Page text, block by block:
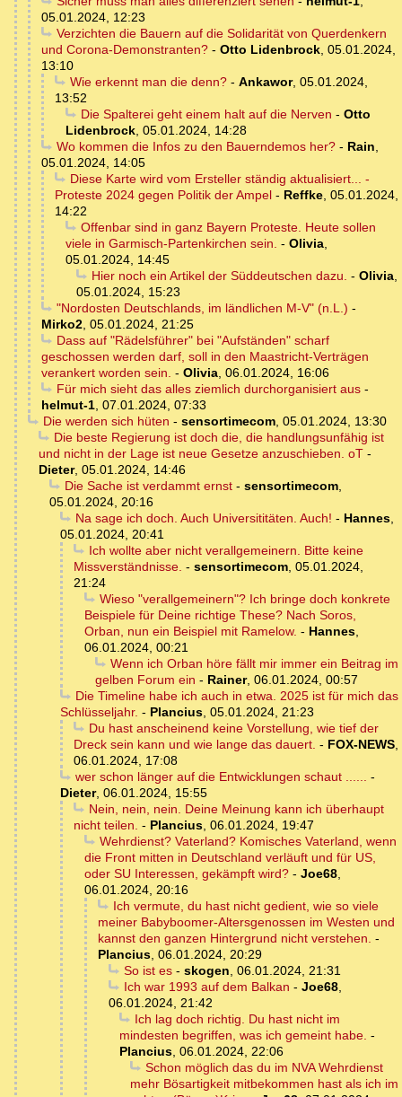
05.01.2024, 12:23
Verzichten die Bauern auf die Solidarität von Querdenkern
und Corona-Demonstranten? - Otto Lidenbrock, 05.01.2024,
13:10
Wie erkennt man die denn?- Ankawor, 05.01.2024,
13:52
Die Spalterei geht einem halt auf die Nerven - Otto
Lidenbrock, 05.01.2024, 14:28
Wo kommen die Infos zu den Bauerndemos her?- Rain,
05.01.2024, 14:05
Diese Karte wird vom Ersteller ständig aktualisiert... -
Proteste 2024 gegen Politik der Ampel - Reffke, 05.01.2024,
14:22
Offenbar sind in ganz Bayern Proteste. Heute sollen
viele in Garmisch-Partenkirchen sein. - Olivia,
05.01.2024, 14:45
Hier noch ein Artikel der Süddeutschen dazu. - Olivia,
05.01.2024, 15:23
"Nordosten Deutschlands, im ländlichen M-V" (n.L.) -
Mirko2, 05.01.2024, 21:25
Dass auf "Rädelsführer" bei "Aufständen" scharf
geschossen werden darf, soll in den Maastricht-Verträgen
verankert worden sein. - Olivia, 06.01.2024, 16:06
Für mich sieht das alles ziemlich durchorganisiert aus-
helmut-1, 07.01.2024, 07:33
Die werden sich hüten - sensortimecom, 05.01.2024, 13:30
Die beste Regierung ist doch die, die handlungsunfähig ist
und nicht in der Lage ist neue Gesetze anzuschieben. oT -
Dieter, 05.01.2024, 14:46
Die Sache ist verdammt ernst- sensortimecom,
05.01.2024, 20:16
Na sage ich doch. Auch Universititäten. Auch! - Hannes,
05.01.2024, 20:41
Ich wollte aber nicht verallgemeinern. Bitte keine
Missverständnisse. - sensortimecom, 05.01.2024,
21:24
Wieso "verallgemeinern"? Ich bringe doch konkrete
Beispiele für Deine richtige These? Nach Soros,
Orban, nun ein Beispiel mit Ramelow. - Hannes,
06.01.2024, 00:21
Wenn ich Orban höre fällt mir immer ein Beitrag im
gelben Forum ein - Rainer, 06.01.2024, 00:57
Die Timeline habe ich auch in etwa. 2025 ist für mich das
Schlüsseljahr. - Plancius, 05.01.2024, 21:23
Du hast anscheinend keine Vorstellung, wie tief der
Dreck sein kann und wie lange das dauert. - FOX-NEWS,
06.01.2024, 17:08
wer schon länger auf die Entwicklungen schaut ...... -
Dieter, 06.01.2024, 15:55
Nein, nein, nein. Deine Meinung kann ich überhaupt
nicht teilen. - Plancius, 06.01.2024, 19:47
Wehrdienst? Vaterland? Komisches Vaterland, wenn
die Front mitten in Deutschland verläuft und für US,
oder SU Interessen, gekämpft wird? - Joe68,
06.01.2024, 20:16
Ich vermute, du hast nicht gedient, wie so viele
meiner Babyboomer-Altersgenossen im Westen und
kannst den ganzen Hintergrund nicht verstehen. -
Plancius, 06.01.2024, 20:29
So ist es- skogen, 06.01.2024, 21:31
Ich war 1993 auf dem Balkan - Joe68,
06.01.2024, 21:42
Ich lag doch richtig. Du hast nicht im
mindesten begriffen, was ich gemeint habe. -
Plancius, 06.01.2024, 22:06
Schon möglich das du im NVA Wehrdienst
mehr Bösartigkeit mitbekommen hast als ich im